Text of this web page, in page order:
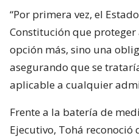
“Por primera vez, el
Constitución que proteger
opción más, sino una
asegurando que se
aplicable a cualquier
Frente a la batería de
Ejecutivo, Tohá reconoció